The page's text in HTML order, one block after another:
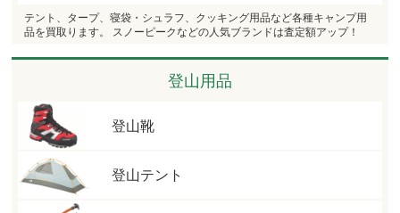
テント、タープ、寝袋・シュラフ、クッキング用品など各種キャンプ用
品を買取ります。 スノーピークなどの人気ブランドは査定額アップ！
登山用品
登山靴
登山テント